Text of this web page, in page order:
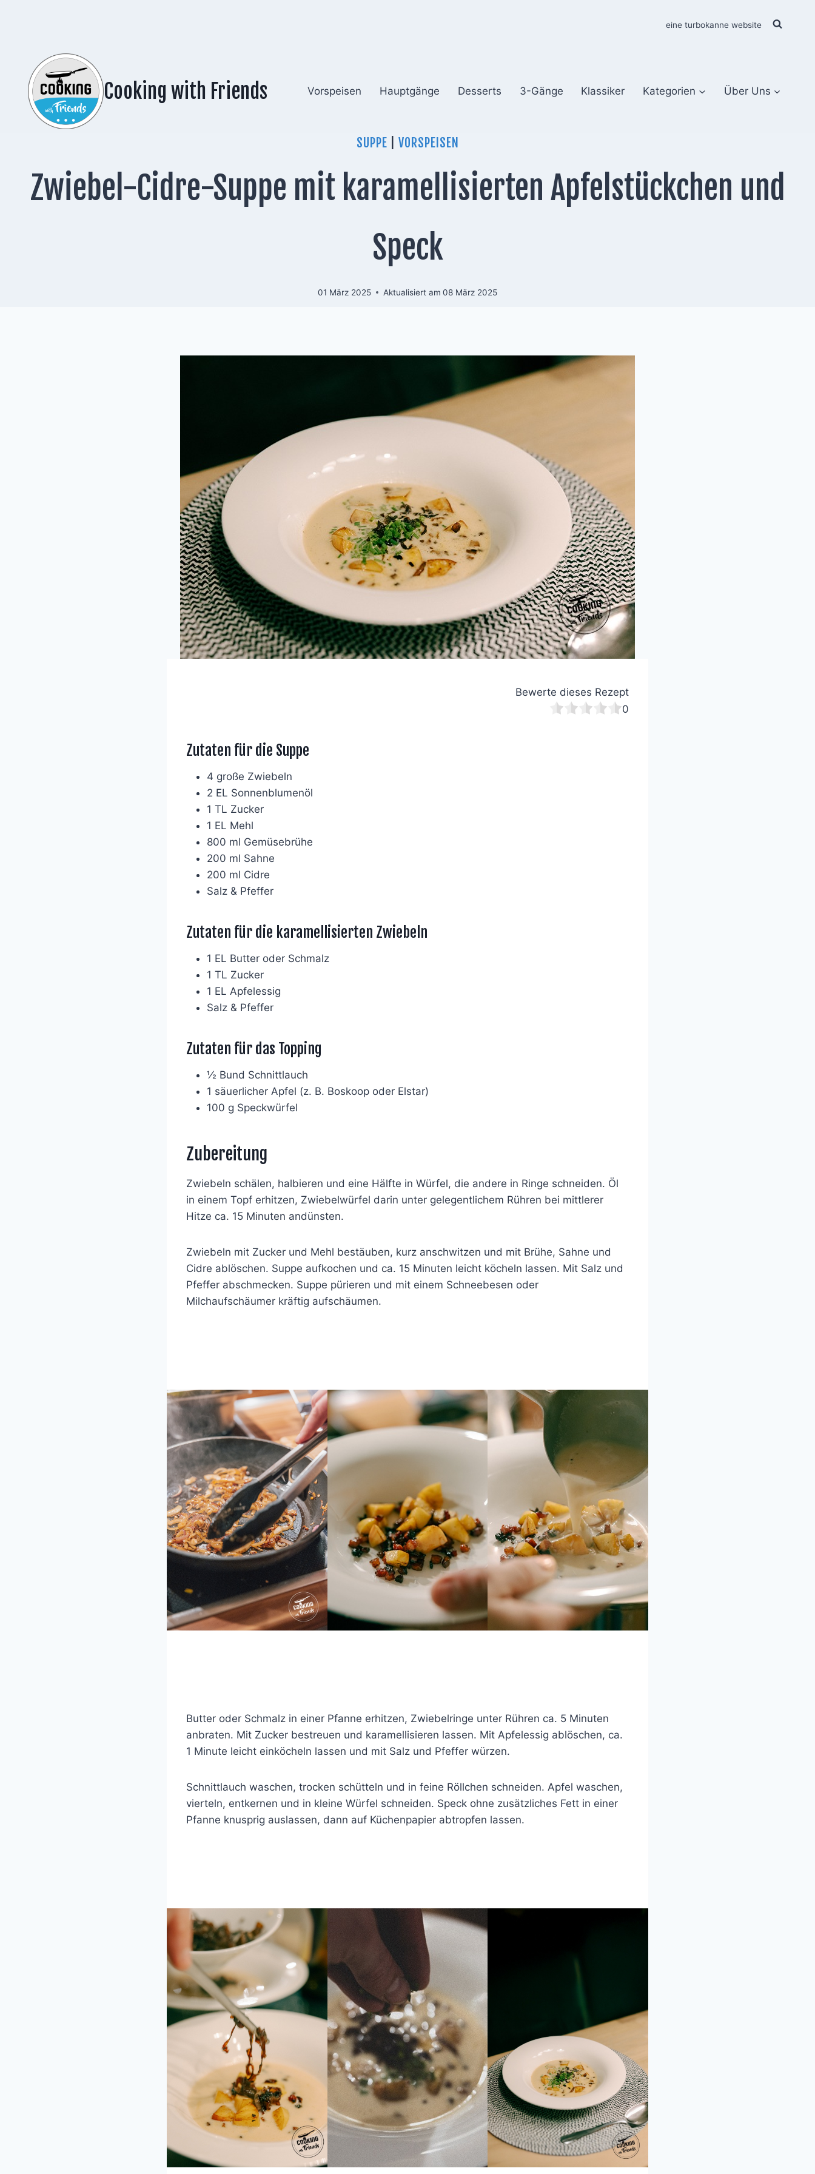
eine turbokanne website
Cooking with Friends Vorspeisen Hauptgänge Desserts 3-Gänge Klassiker Kategorien Über Uns
SUPPE VORSPEISEN
Zwiebel-Cidre-Suppe mit karamellisierten Apfelstückchen und
Speck
01 März 2025 Aktualisiert am 08 März 2025
Bewerte dieses Rezept
0
Zutaten für die Suppe
4 große Zwiebeln
2 EL Sonnenblumenöl
1 TL Zucker
1 EL Mehl
800 ml Gemüsebrühe
200 ml Sahne
200 ml Cidre
Salz & Pfeffer
Zutaten für die karamellisierten Zwiebeln
1 EL Butter oder Schmalz
1 TL Zucker
1 EL Apfelessig
Salz & Pfeffer
Zutaten für das Topping
½ Bund Schnittlauch
1 säuerlicher Apfel (z. B. Boskoop oder Elstar)
100 g Speckwürfel
Zubereitung
Zwiebeln schälen, halbieren und eine Hälfte in Würfel, die andere in Ringe schneiden. Öl
in einem Topf erhitzen, Zwiebelwürfel darin unter gelegentlichem Rühren bei mittlerer
Hitze ca. 15 Minuten andünsten.
Zwiebeln mit Zucker und Mehl bestäuben, kurz anschwitzen und mit Brühe, Sahne und
Cidre ablöschen. Suppe aufkochen und ca. 15 Minuten leicht köcheln lassen. Mit Salz und
Pfeffer abschmecken. Suppe pürieren und mit einem Schneebesen oder
Milchaufschäumer kräftig aufschäumen.
Butter oder Schmalz in einer Pfanne erhitzen, Zwiebelringe unter Rühren ca. 5 Minuten
anbraten. Mit Zucker bestreuen und karamellisieren lassen. Mit Apfelessig ablöschen, ca.
1 Minute leicht einköcheln lassen und mit Salz und Pfeffer würzen.
Schnittlauch waschen, trocken schütteln und in feine Röllchen schneiden. Apfel waschen,
vierteln, entkernen und in kleine Würfel schneiden. Speck ohne zusätzliches Fett in einer
Pfanne knusprig auslassen, dann auf Küchenpapier abtropfen lassen.